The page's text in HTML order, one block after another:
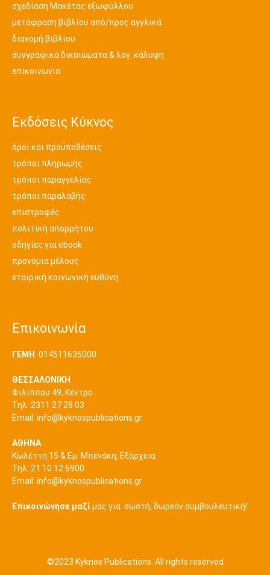
σχεδίαση Μακέτας εξωφύλλου
μετάφραση βιβλίου από/προς αγγλικά
διανομή βιβλίου
συγγραφικά δικαιώματα & λογ. κάλυψη
επικοινωνία
Εκδόσεις Κύκνος
όροι και προϋποθέσεις
τρόποι πληρωμής
τρόποι παραγγελίας
τρόποι παραλαβής
επιστροφές
πολιτική απορρήτου
οδηγίες για ebook
προνόμια μέλους
εταιρική κοινωνική ευθύνη
Επικοινωνία
ΓΕΜΗ: 014511635000
ΘΕΣΣΑΛΟΝΙΚΗ
Φιλίππου 49, Κέντρο
Τηλ: 2311 27 28 03
Εmail: info@kyknospublications.gr
ΑΘΗΝΑ
Κωλέττη 15 & Εμ. Μπενάκη, Εξάρχεια
Τηλ: 21 10 12 6900
Εmail: info@kyknospublications.gr
Επικοινώνησε μαζίμας για σωστή, δωρεάν συμβουλευτική!
©2023 Kyknos Publications. All rights reserved